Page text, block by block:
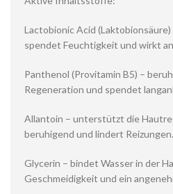
Lactobionic Acid
spendet Feuchtigkeit und wirkt
Panthenol (Provitamin B5) –
Regeneration und spendet
Allantoin – unterstützt die
beruhigend und lindert Reizungen.
Glycerin – bindet Wasser in der
Geschmeidigkeit und ein